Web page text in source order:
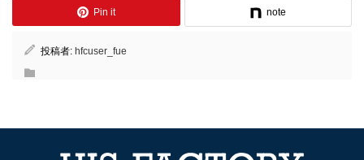
Pin it note
投稿者: hfcuser_fue